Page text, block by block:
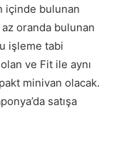
içinde bulunan
oranda bulunan
işleme tabi
ve Fit ile aynı
minivan olacak.
satışa